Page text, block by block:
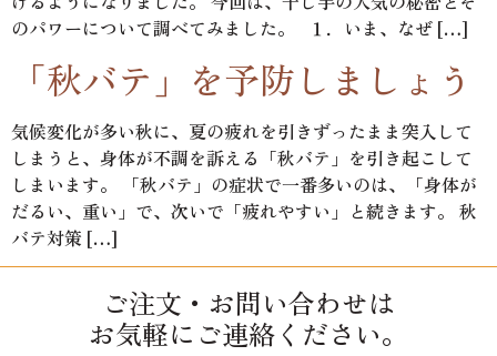
のパワーについて調べてみました。 １．いま、なぜ […]
「秋バテ」を予防しましょう
気候変化が多い秋に、夏の疲れを引きずったまま突入して
しまうと、身体が不調を訴える「秋バテ」を引き起こして
しまいます。 「秋バテ」の症状で一番多いのは、「身体が
だるい、重い」で、次いで「疲れやすい」と続きます。 秋
バテ対策 […]
ご注文・お問い合わせは
お気軽にご連絡ください。